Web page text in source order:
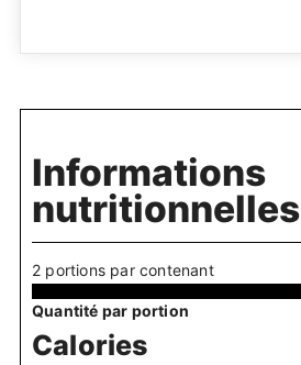
Informations
nutritionnelles
2 portions par contenant
Quantité par portion
Calories